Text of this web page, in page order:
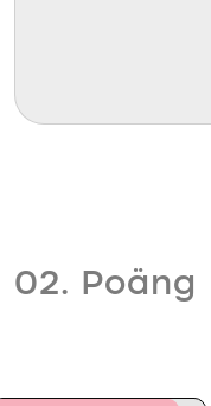
02. Poäng